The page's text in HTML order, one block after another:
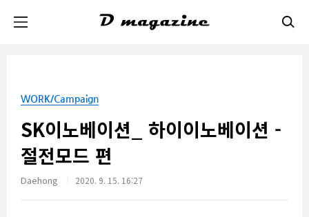
WORK/Campaign
SK이노베이션_ 하이이노베이션 -
절전모드 편
Daehong 2020. 9. 15. 16:27